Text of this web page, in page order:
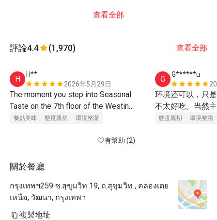
查看全部
評論4.4 (1,970) 查看全部
H
H**
2026年5月29日
The moment you step into Seasonal
Taste on the 7th floor of the Westin
Grande Sukhumvit, the first thing that
the space. The soaring ceiling —
an airy, almost cathedral-like
this restaurant apart from your
typical hotel buffet. The elegantly
curved buffet countertops add a
餐點美味 態度親切 環境整潔
有幫助 (2)
G
G******u
环境还可以，只
不太好吃。当然
价格便宜吧。
態度親切 環境整潔
關於餐廳
กรุงเทพฯ259 ซ.สุขุมวิท 19, ถ.สุขุมวิท , คลองเตย
เหนือ, วัฒนา, กรุงเทพฯ
複製地址